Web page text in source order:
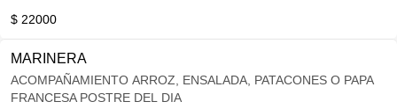
$ 22000
MARINERA
ACOMPAÑAMIENTO ARROZ, ENSALADA, PATACONES O PAPA
FRANCESA POSTRE DEL DIA